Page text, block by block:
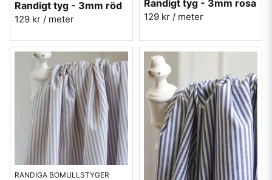
Randigt tyg - 3mm röd
129 kr / meter
Randigt tyg - 3mm rosa
129 kr / meter
RANDIGA BOMULLSTYGER